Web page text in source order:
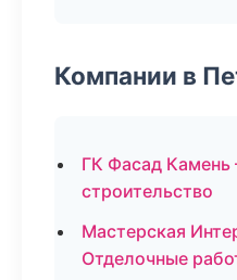
Компании в
ГК Фасад
строительство
Мастерская
Отделочные